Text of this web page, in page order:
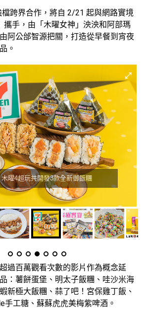
跨界合作，將自 2/21 起與網路實境
攜手，由「木曜女神」泱泱和阿部瑪
阿公邰智源把關，打造從早餐到宵夜
。
木曜4超玩共開發3款全新御飯糰
過百萬觀看次數的影片作為概念延
：薯餅蛋堡、明太子飯糰、哇沙米海
新極大飯糰、蒜了吧！宮保雞丁飯、
手工糖、蘇蘇虎虎美梅紫啤酒。